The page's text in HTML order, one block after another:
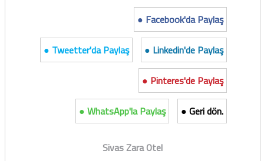
● Facebook'da Paylaş
● Tweetter'da Paylaş
● Linkedin'de Paylaş
● Pinteres'de Paylaş
● WhatsApp'la Paylaş
● Geri dön.
Sivas Zara Otel